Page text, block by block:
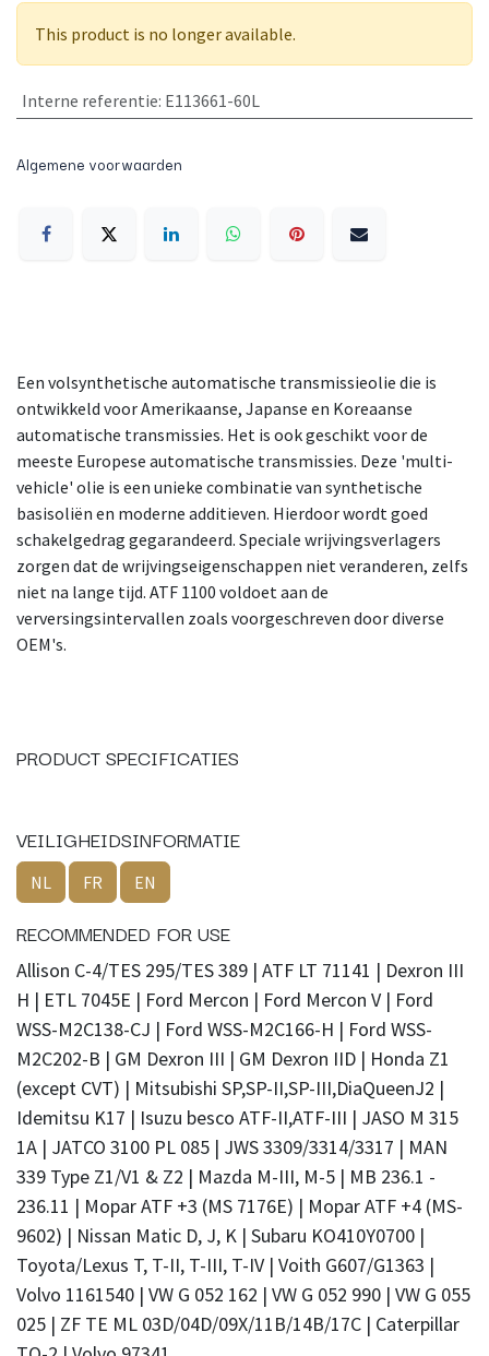
This product is no longer available.
Interne referentie: E113661-60L
Algemene voorwaarden
Een volsynthetische automatische transmissieolie die is
ontwikkeld voor Amerikaanse, Japanse en Koreaanse
automatische transmissies. Het is ook geschikt voor de
meeste Europese automatische transmissies. Deze 'multi-
vehicle' olie is een unieke combinatie van synthetische
basisoliën en moderne additieven. Hierdoor wordt goed
schakelgedrag gegarandeerd. Speciale wrijvingsverlagers
zorgen dat de wrijvingseigenschappen niet veranderen, zelfs
niet na lange tijd. ATF 1100 voldoet aan de
verversingsintervallen zoals voorgeschreven door diverse
OEM's.
PRODUCT SPECIFICATIES
VEILIGHEIDSINFORMATIE
NL FR EN
RECOMMENDED FOR USE
Allison C-4/TES 295/TES 389 | ATF LT 71141 | Dexron III
H | ETL 7045E | Ford Mercon | Ford Mercon V | Ford
WSS-M2C138-CJ | Ford WSS-M2C166-H | Ford WSS-
M2C202-B | GM Dexron III | GM Dexron IID | Honda Z1
(except CVT) | Mitsubishi SP,SP-II,SP-III,DiaQueenJ2 |
Idemitsu K17 | Isuzu besco ATF-II,ATF-III | JASO M 315
1A | JATCO 3100 PL 085 | JWS 3309/3314/3317 | MAN
339 Type Z1/V1 & Z2 | Mazda M-III, M-5 | MB 236.1 -
236.11 | Mopar ATF +3 (MS 7176E) | Mopar ATF +4 (MS-
9602) | Nissan Matic D, J, K | Subaru KO410Y0700 |
Toyota/Lexus T, T-II, T-III, T-IV | Voith G607/G1363 |
Volvo 1161540 | VW G 052 162 | VW G 052 990 | VW G 055
025 | ZF TE ML 03D/04D/09X/11B/14B/17C | Caterpillar